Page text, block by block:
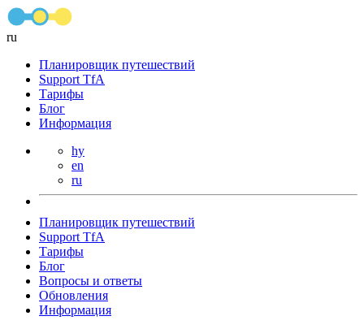
ru
Планировщик путешествий
Support TfA
Тарифы
Блог
Информация
hy
en
ru
Планировщик путешествий
Support TfA
Тарифы
Блог
Вопросы и ответы
Обновления
Информация